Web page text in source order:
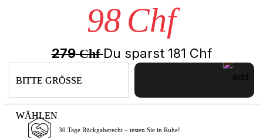
98 Chf
279ChfDu sparst 181 Chf
BITTE GRÖSSE
WÄHLEN
In den Warenkorb
30 Tage Rückgaberecht – testen Sie in Ruhe!